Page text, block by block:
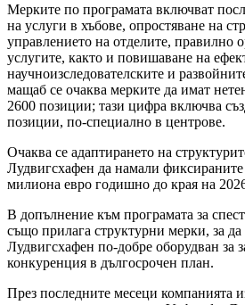
Мерките по програмата включват
на услуги в хъбове, опростяване на
управлението на отделите, правилно
услугите, както и повишаване на
научноизследователските и
мащаб се очаква мерките да имат
2600 позиции; тази цифра включва
позиции, по-специално в центрове.
Очаква се адаптирането на
Лудвигсхафен да намали фиксираните
милиона евро годишно до края на
В допълнение към програмата за
също прилага структурни мерки, за да
Лудвигсхафен по-добре оборудван за
конкуренция в дългосрочен план.
През последните месеци компанията